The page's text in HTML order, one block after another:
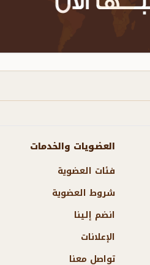
العضويات والخدمات
فئات العضوية
شروط العضوية
انضم إلينا
الإعلانات
تواصل معنا